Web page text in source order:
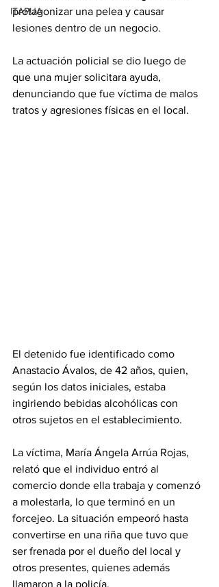
ITAPUA
protagonizar una pelea y causar
lesiones dentro de un negocio.
La actuación policial se dio luego de
que una mujer solicitara ayuda,
denunciando que fue víctima de malos
tratos y agresiones físicas en el local.
El detenido fue identificado como
Anastacio Ávalos, de 42 años, quien,
según los datos iniciales, estaba
ingiriendo bebidas alcohólicas con
otros sujetos en el establecimiento.
La víctima, María Ángela Arrúa Rojas,
relató que el individuo entró al
comercio donde ella trabaja y comenzó
a molestarla, lo que terminó en un
forcejeo. La situación empeoró hasta
convertirse en una riña que tuvo que
ser frenada por el dueño del local y
otros presentes, quienes además
llamaron a la policía.